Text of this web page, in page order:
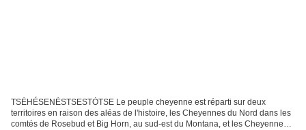
TSĖHÉSENĖSTSESTȮTSE Le peuple cheyenne est réparti sur deux
territoires en raison des aléas de l'histoire, les Cheyennes du Nord dans les
comtés de Rosebud et Big Horn, au sud-est du Montana, et les Cheyennes